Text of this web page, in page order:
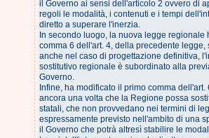
il Governo ai sensi dell'articolo 2 ovvero di
regoli le modalità, i contenuti e i tempi
diretto a superare l'inerzia.
In secondo luogo, la nuova legge regionale
comma 6 dell'art. 4, della precedente legge,
anche nel caso di progettazione definitiva,
sostitutivo regionale è subordinato alla
Governo.
Infine, ha modificato il primo comma dell'art.
ancora una volta che la Regione possa
statali, che non provvedano nei termini di
espressamente previsto nell'ambito di una
il Governo che potrà altresì stabilire le